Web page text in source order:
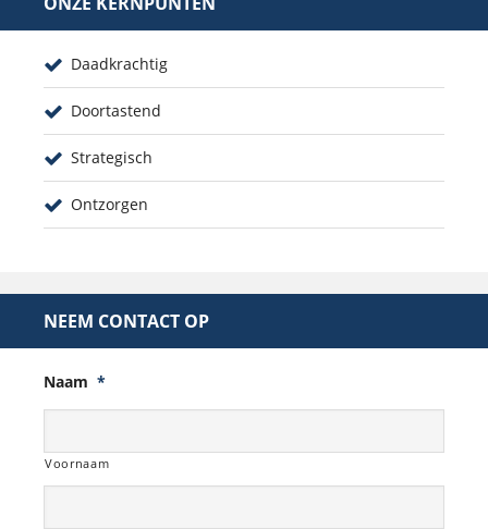
Daadkrachtig
Doortastend
Strategisch
Ontzorgen
NEEM CONTACT OP
Naam *
Voornaam